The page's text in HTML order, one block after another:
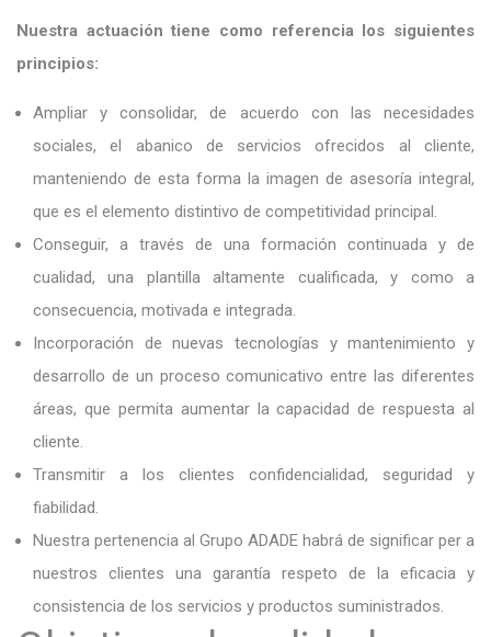
Nuestra actuación tiene como referencia los siguientes
principios:
Ampliar y consolidar, de acuerdo con las necesidades
sociales, el abanico de servicios ofrecidos al cliente,
manteniendo de esta forma la imagen de asesoría integral,
que es el elemento distintivo de competitividad principal.
Conseguir, a través de una formación continuada y de
cualidad, una plantilla altamente cualificada, y como a
consecuencia, motivada e integrada.
Incorporación de nuevas tecnologías y mantenimiento y
desarrollo de un proceso comunicativo entre las diferentes
áreas, que permita aumentar la capacidad de respuesta al
cliente.
Transmitir a los clientes confidencialidad, seguridad y
fiabilidad.
Nuestra pertenencia al Grupo ADADE habrá de significar per a
nuestros clientes una garantía respeto de la eficacia y
consistencia de los servicios y productos suministrados.